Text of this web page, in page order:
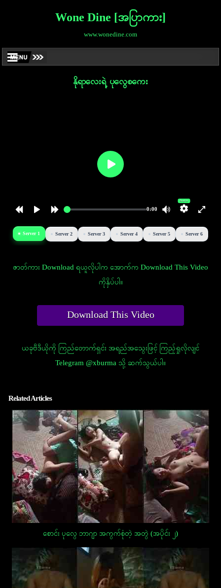
Wone Dine [အပြာကား]
www.wonedine.com
နိုရာလေးရဲ့ ပုလွေစကေး
0:00
Auto
Server 1 Server 2 Server 3 Server 4 Server 5 Server 6
ဇာတ်ကား Download ရယူလိုပါက အောက်က Download This Video
ကိုနှိပ်ပါ။
Download This Video
ယခုဗီဒီယိုကို ကြည်တောက်ရှင်း အရည်အသွေးဖြင့် ကြည့်ရှုလိုလျင်
Telegram @xburma သို့ ဆက်သွယ်ပါ။
Related Articles
စောင်း ပုလွေ ဘာဂျာ အကွက်စုံတဲ့ အတွဲ (အပိုင်း ၂)